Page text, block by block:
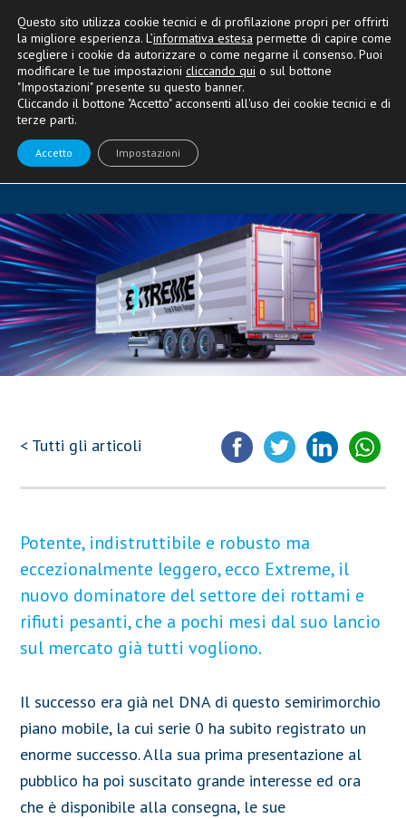
CARATTERISTICHE TECNICHE
Extreme, l’imperatore è tra noi
< Tutti gli articoli
Potente, indistruttibile e robusto ma
eccezionalmente leggero, ecco Extreme, il
nuovo dominatore del settore dei rottami e
rifiuti pesanti, che a pochi mesi dal suo lancio
sul mercato già tutti vogliono.
Il successo era già nel DNA di questo semirimorchio
piano mobile, la cui serie 0 ha subito registrato un
enorme successo. Alla sua prima presentazione al
pubblico ha poi suscitato grande interesse ed ora
che è disponibile alla consegna, le sue
Questo sito utilizza cookie tecnici e di profilazione propri per offrirti
la migliore esperienza. L’informativa estesa permette di capire come
scegliere i cookie da autorizzare o come negarne il consenso. Puoi
modificare le tue impostazioni cliccando qui o sul bottone
"Impostazioni" presente su questo banner.
Cliccando il bottone "Accetto" acconsenti all'uso dei cookie tecnici e di
terze parti.
Accetto Impostazioni